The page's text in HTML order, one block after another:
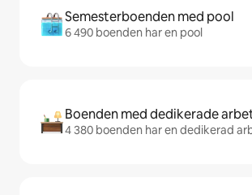
Semesterboenden med pool
6 490 boenden har en pool
Boenden med dedikerade
4 380 boenden har en dedikerad